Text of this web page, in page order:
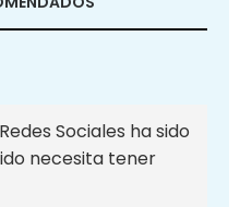
Sociales ha sido
necesita tener